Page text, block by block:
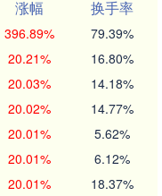
涨幅
换手率
396.89% 79.39%
20.21% 16.80%
20.03% 14.18%
20.02% 14.77%
20.01% 5.62%
20.01% 6.12%
20.01% 18.37%